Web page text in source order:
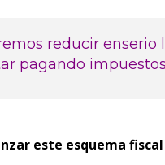
reducir
pagando
este esquema